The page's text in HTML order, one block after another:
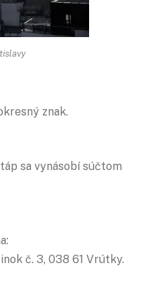
znak.
sa vynásobí súčtom
č. 3, 038 61 Vrútky.